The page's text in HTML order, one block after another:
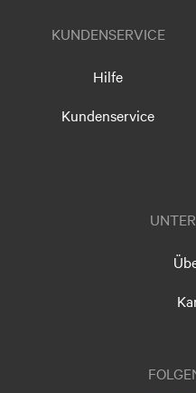
KUNDENSERVICE
Hilfe
Kundenservice